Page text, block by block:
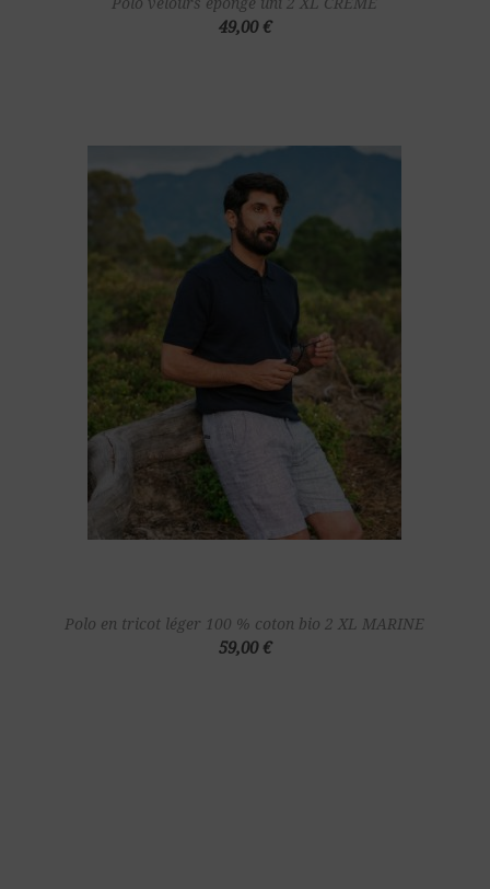
Polo velours éponge uni 2 XL CREME
49,00 €
Polo en tricot léger 100 % coton bio 2 XL MARINE
59,00 €